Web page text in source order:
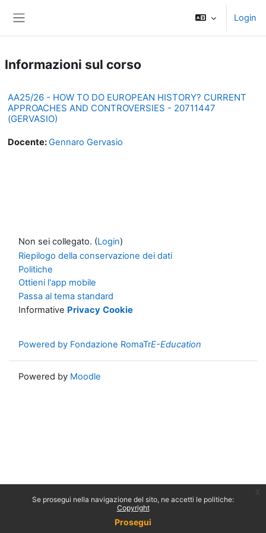
Se prosegui nella navigazione del sito, ne accetti le politiche:
Copyright
Prosegui
Login
Informazioni sul corso
AA25/26 - HOW TO DO EUROPEAN HISTORY? CURRENT
APPROACHES AND CONTROVERSIES - 20711447
(GERVASIO)
Docente:Gennaro Gervasio
Non sei collegato. (Login)
Riepilogo della conservazione dei dati
Politiche
Ottieni l'app mobile
Passa al tema standard
Informative Privacy Cookie
Powered by Fondazione RomaTrE-Education
Powered by Moodle